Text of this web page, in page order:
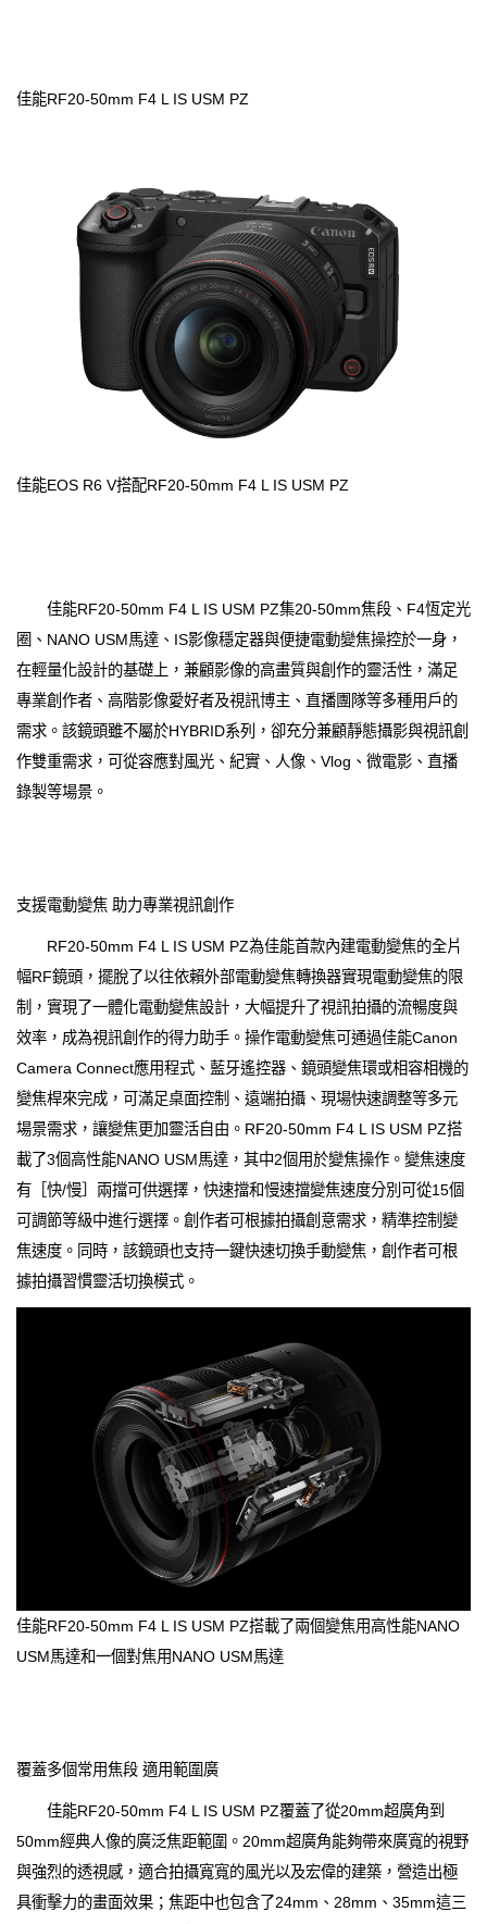
佳能RF20-50mm F4 L IS USM PZ
佳能EOS R6 V搭配RF20-50mm F4 L IS USM PZ
佳能RF20-50mm F4 L IS USM PZ集20-50mm焦段、F4恆定光
圈、NANO USM馬達、IS影像穩定器與便捷電動變焦操控於一身，
在輕量化設計的基礎上，兼顧影像的高畫質與創作的靈活性，滿足
專業創作者、高階影像愛好者及視訊博主、直播團隊等多種用戶的
需求。該鏡頭雖不屬於HYBRID系列，卻充分兼顧靜態攝影與視訊創
作雙重需求，可從容應對風光、紀實、人像、Vlog、微電影、直播
錄製等場景。
支援電動變焦 助力專業視訊創作
RF20-50mm F4 L IS USM PZ為佳能首款內建電動變焦的全片
幅RF鏡頭，擺脫了以往依賴外部電動變焦轉換器實現電動變焦的限
制，實現了一體化電動變焦設計，大幅提升了視訊拍攝的流暢度與
效率，成為視訊創作的得力助手。操作電動變焦可通過佳能Canon
Camera Connect應用程式、藍牙遙控器、鏡頭變焦環或相容相機的
變焦桿來完成，可滿足桌面控制、遠端拍攝、現場快速調整等多元
場景需求，讓變焦更加靈活自由。RF20-50mm F4 L IS USM PZ搭
載了3個高性能NANO USM馬達，其中2個用於變焦操作。變焦速度
有［快/慢］兩擋可供選擇，快速擋和慢速擋變焦速度分別可從15個
可調節等級中進行選擇。創作者可根據拍攝創意需求，精準控制變
焦速度。同時，該鏡頭也支持一鍵快速切換手動變焦，創作者可根
據拍攝習慣靈活切換模式。
佳能RF20-50mm F4 L IS USM PZ搭載了兩個變焦用高性能NANO
USM馬達和一個對焦用NANO USM馬達
覆蓋多個常用焦段 適用範圍廣
佳能RF20-50mm F4 L IS USM PZ覆蓋了從20mm超廣角到
50mm經典人像的廣泛焦距範圍。20mm超廣角能夠帶來廣寬的視野
與強烈的透視感，適合拍攝寬寬的風光以及宏偉的建築，營造出極
具衝擊力的畫面效果；焦距中也包含了24mm、28mm、35mm這三